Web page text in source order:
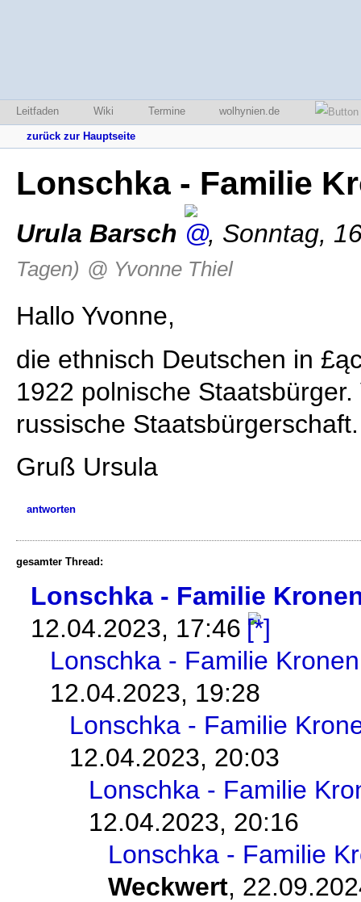
Leitfaden Wiki Termine wolhynien.de
zurück zur Hauptseite
Lonschka - Familie
Urula Barsch , Sonntag,
Tagen) @ Yvonne Thiel
Hallo Yvonne,
die ethnisch Deutschen in
1922 polnische
russische Staatsbürgerschaft.
Gruß Ursula
antworten
gesamter Thread:
Lonschka - Familie
12.04.2023, 17:46
Lonschka - Familie
12.04.2023, 19:28
Lonschka - Familie
12.04.2023, 20:03
Lonschka - Familie
12.04.2023, 20:16
Lonschka - Familie
Weckwert,